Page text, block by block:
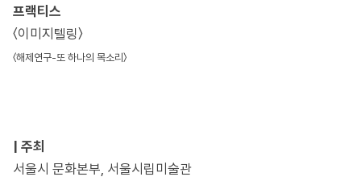
프랙티스
〈이미지텔링〉
〈해제연구-또 하나의 목소리〉
| 주최
서울시 문화본부, 서울시립미술관